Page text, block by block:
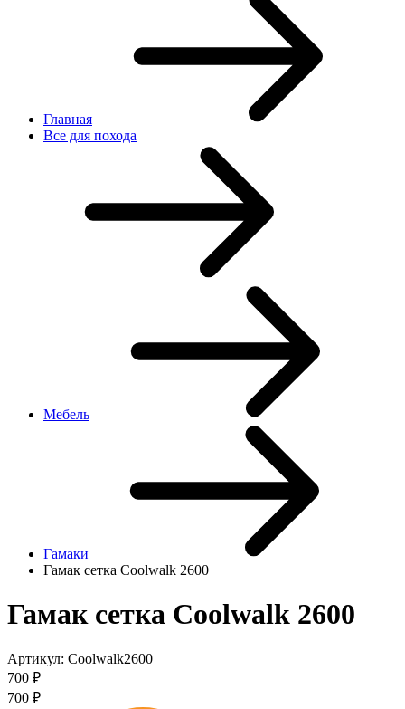
Главная
Все для похода
Мебель
Гамаки
Гамак сетка Coolwalk 2600
Гамак сетка Coolwalk 2600
Артикул: Coolwalk2600
700 ₽
700 ₽